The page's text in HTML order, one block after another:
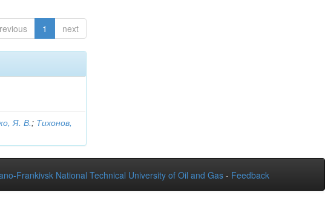
1 next
Я. В.; Тихонов,
Frankivsk National Technical University of Oil and Gas - Feedback